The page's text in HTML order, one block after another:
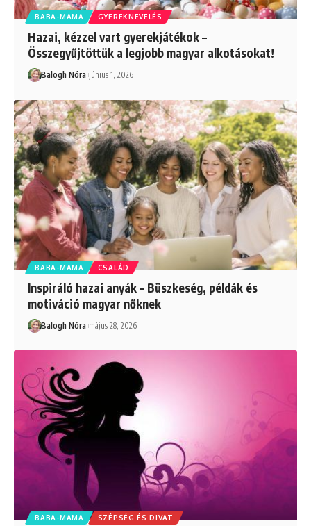
BABA-MAMA GYEREKNEVELÉS
Hazai, kézzel vart gyerekjátékok –
Összegyűjtöttük a legjobb magyar alkotásokat!
Balogh Nóra június 1, 2026
BABA-MAMA CSALÁD
Inspiráló hazai anyák – Büszkeség, példák és
motiváció magyar nőknek
Balogh Nóra május 28, 2026
BABA-MAMA SZÉPSÉG ÉS DIVAT